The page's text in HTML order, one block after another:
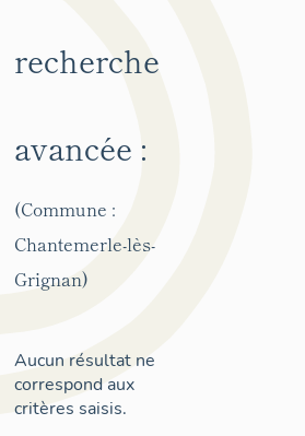
recherche
avancée :
(Commune :
Chantemerle-lès-
Grignan)
Aucun résultat ne
correspond aux
critères saisis.